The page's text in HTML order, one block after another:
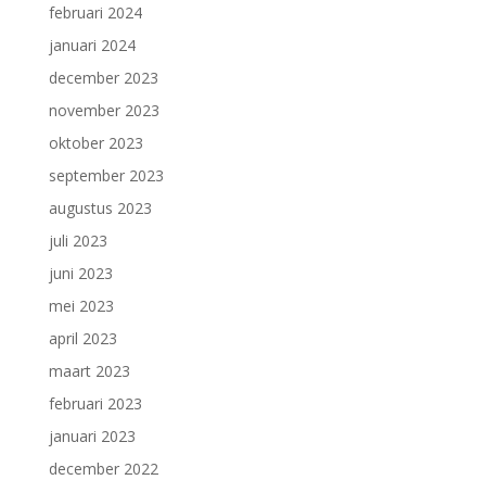
februari 2024
januari 2024
december 2023
november 2023
oktober 2023
september 2023
augustus 2023
juli 2023
juni 2023
mei 2023
april 2023
maart 2023
februari 2023
januari 2023
december 2022